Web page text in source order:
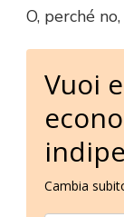
O, perché
Vuoi
Cambia